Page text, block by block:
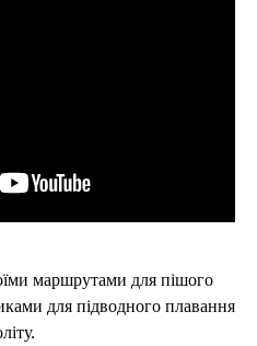
маршрутами для пішого
для підводного плавання